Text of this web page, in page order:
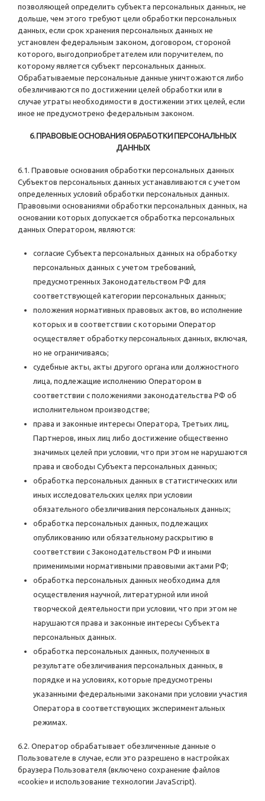
позволяющей определить субъекта персональных данных, не
дольше, чем этого требуют цели обработки персональных
данных, если срок хранения персональных данных не
установлен федеральным законом, договором, стороной
которого, выгодоприобретателем или поручителем, по
которому является субъект персональных данных.
Обрабатываемые персональные данные уничтожаются либо
обезличиваются по достижении целей обработки или в
случае утраты необходимости в достижении этих целей, если
иное не предусмотрено федеральным законом.
6. ПРАВОВЫЕ ОСНОВАНИЯ ОБРАБОТКИ ПЕРСОНАЛЬНЫХ
ДАННЫХ
6.1. Правовые основания обработки персональных данных
Субъектов персональных данных устанавливаются с учетом
определенных условий обработки персональных данных.
Правовыми основаниями обработки персональных данных, на
основании которых допускается обработка персональных
данных Оператором, являются:
согласие Субъекта персональных данных на обработку
персональных данных с учетом требований,
предусмотренных Законодательством РФ для
соответствующей категории персональных данных;
положения нормативных правовых актов, во исполнение
которых и в соответствии с которыми Оператор
осуществляет обработку персональных данных, включая,
но не ограничиваясь;
судебные акты, акты другого органа или должностного
лица, подлежащие исполнению Оператором в
соответствии с положениями законодательства РФ об
исполнительном производстве;
права и законные интересы Оператора, Третьих лиц,
Партнеров, иных лиц либо достижение общественно
значимых целей при условии, что при этом не нарушаются
права и свободы Субъекта персональных данных;
обработка персональных данных в статистических или
иных исследовательских целях при условии
обязательного обезличивания персональных данных;
обработка персональных данных, подлежащих
опубликованию или обязательному раскрытию в
соответствии с Законодательством РФ и иными
применимыми нормативными правовыми актами РФ;
обработка персональных данных необходима для
осуществления научной, литературной или иной
творческой деятельности при условии, что при этом не
нарушаются права и законные интересы Субъекта
персональных данных.
обработка персональных данных, полученных в
результате обезличивания персональных данных, в
порядке и на условиях, которые предусмотрены
указанными федеральными законами при условии участия
Оператора в соответствующих экспериментальных
режимах.
6.2. Оператор обрабатывает обезличенные данные о
Пользователе в случае, если это разрешено в настройках
браузера Пользователя (включено сохранение файлов
«cookie» и использование технологии JavaScript).